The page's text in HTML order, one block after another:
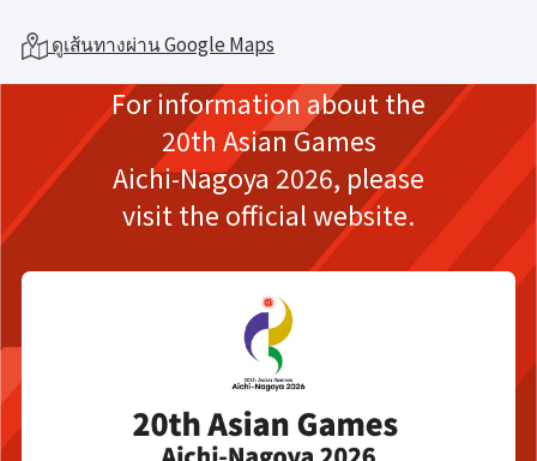
ดูเส้นทางผ่าน Google Maps
For information about the
20th Asian Games
Aichi-Nagoya 2026, please
visit the official website.